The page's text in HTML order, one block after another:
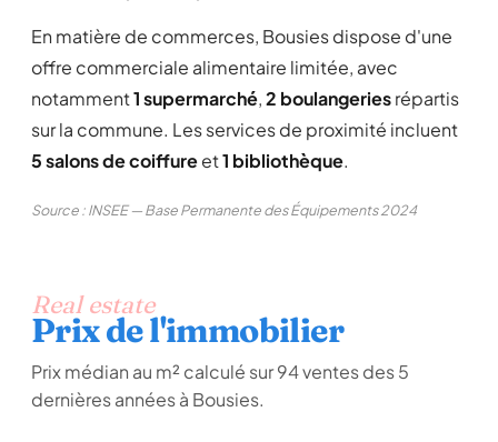
En matière de commerces, Bousies dispose d'une
offre commerciale alimentaire limitée, avec
notamment1 supermarché,2 boulangeriesrépartis
sur la commune. Les services de proximité incluent
5 salons de coiffureet1 bibliothèque.
Source : INSEE — Base Permanente des Équipements 2024
Real estate
Prix de l'immobilier
Prix médian au m² calculé sur 94 ventes des 5
dernières années à Bousies.